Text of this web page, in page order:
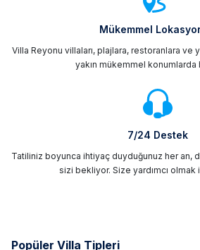
Mükemmel
Villa Reyonu villaları, plajlara, restoranlara
yakın mükemmel konumlarda
7/24 Destek
Tatiliniz boyunca ihtiyaç duyduğunuz her an,
sizi bekliyor. Size yardımcı olmak
Popüler Villa Tipleri